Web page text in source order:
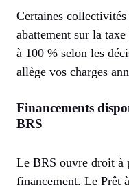
Certaines
abattement sur la
à 100 % selon les
allège vos charges
Financements
BRS
Le BRS ouvre droit à
financement. Le Prêt